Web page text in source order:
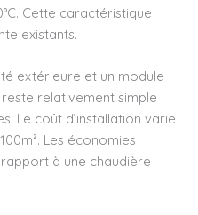
Cette caractéristique
existants.
extérieure et un module
relativement simple
Le coût d’installation varie
Les économies
à une chaudière